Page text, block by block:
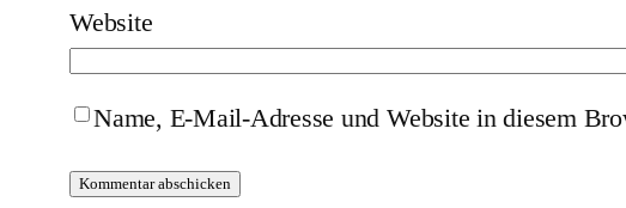
Website
Name, E-Mail-Adresse und Website in diesem